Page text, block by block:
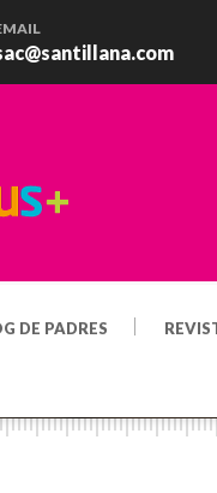
DE PADRES